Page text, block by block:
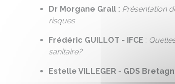
Dr Morgane Grall : Présentation
risques
Frédéric GUILLOT - IFCE :
sanitaire?
Estelle VILLEGER - GDS